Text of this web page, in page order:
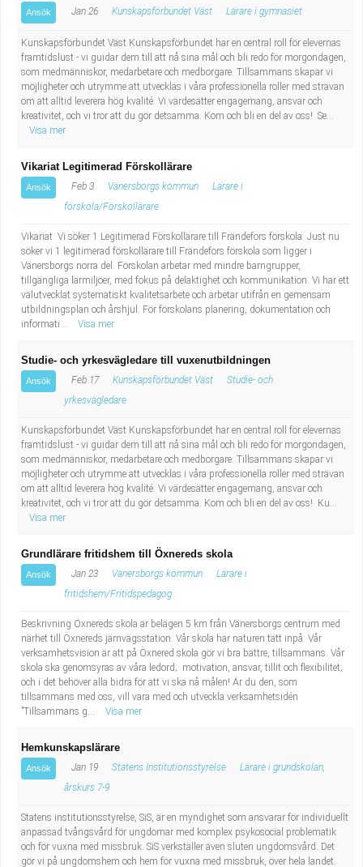
Ansök Jan 26 Kunskapsförbundet Väst Lärare i gymnasiet
Kunskapsförbundet Väst Kunskapsförbundet har en central roll för elevernas
framtidslust - vi guidar dem till att nå sina mål och bli redo för morgondagen,
som medmänniskor, medarbetare och medborgare. Tillsammans skapar vi
möjligheter och utrymme att utvecklas i våra professionella roller med strävan
om att alltid leverera hög kvalité. Vi värdesätter engagemang, ansvar och
kreativitet, och vi tror att du gör detsamma. Kom och bli en del av oss! Se...
Visa mer
Vikariat Legitimerad Förskollärare
Ansök Feb 3 Vänersborgs kommun
Lärare i
förskola/Förskollärare
Vikariat Vi söker 1 Legitimerad Förskollärare till Frändefors förskola Just nu
söker vi 1 legitimerad förskollärare till Frändefors förskola som ligger i
Vänersborgs norra del. Förskolan arbetar med mindre barngrupper,
tillgängliga lärmiljöer, med fokus på delaktighet och kommunikation. Vi har ett
välutvecklat systematiskt kvalitetsarbete och arbetar utifrån en gemensam
utbildningsplan och årshjul. För förskolans planering, dokumentation och
informati...
Visa mer
Studie- och yrkesvägledare till vuxenutbildningen
Ansök Feb 17 Kunskapsförbundet Väst
Studie- och
yrkesvägledare
Kunskapsförbundet Väst Kunskapsförbundet har en central roll för elevernas
framtidslust - vi guidar dem till att nå sina mål och bli redo för morgondagen,
som medmänniskor, medarbetare och medborgare. Tillsammans skapar vi
möjligheter och utrymme att utvecklas i våra professionella roller med strävan
om att alltid leverera hög kvalité. Vi värdesätter engagemang, ansvar och
kreativitet, och vi tror att du gör detsamma. Kom och bli en del av oss! Ku...
Visa mer
Grundlärare fritidshem till Öxnereds skola
Ansök Jan 23 Vänersborgs kommun
Lärare i
fritidshem/Fritidspedagog
Beskrivning Öxnereds skola är belägen 5 km från Vänersborgs centrum med
närhet till Öxnereds järnvägsstation. Vår skola har naturen tätt inpå. Vår
verksamhetsvision är att på Öxnered skola gör vi bra bättre, tillsammans. Vår
skola ska genomsyras av våra ledord; motivation, ansvar, tillit och flexibilitet;
och i det behöver alla bidra för att vi ska nå målen! Är du den, som
tillsammans med oss, vill vara med och utveckla verksamhetsidén
”Tillsammans g...
Visa mer
Hemkunskapslärare
Ansök Jan 19 Statens Institutionsstyrelse
Lärare i grundskolan,
årskurs 7-9
Statens institutionsstyrelse, SiS, är en myndighet som ansvarar för individuellt
anpassad tvångsvård för ungdomar med komplex psykosocial problematik
och för vuxna med missbruk. SiS verkställer även sluten ungdomsvård. Det
gör vi på ungdomshem och hem för vuxna med missbruk, över hela landet.